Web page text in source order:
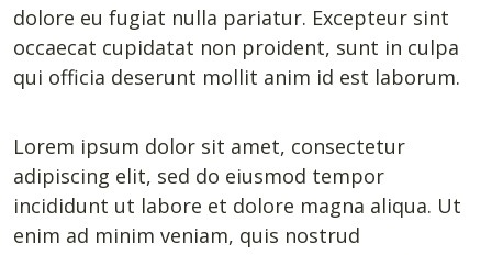
dolore eu fugiat nulla pariatur. Excepteur sint
occaecat cupidatat non proident, sunt in culpa
qui officia deserunt mollit anim id est laborum.
Lorem ipsum dolor sit amet, consectetur
adipiscing elit, sed do eiusmod tempor
incididunt ut labore et dolore magna aliqua. Ut
enim ad minim veniam, quis nostrud